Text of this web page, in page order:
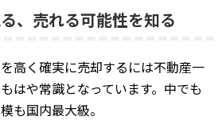
、売れる可能性を知る
高く確実に売却するには不動産一
はや常識となっています。中でも
も国内最大級。